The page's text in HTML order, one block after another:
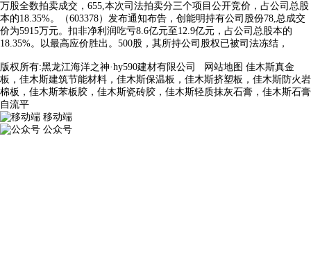
万股全数拍卖成交，655,本次司法拍卖分三个项目公开竞价，占公司总股
本的18.35%。（603378）发布通知布告，创能明持有公司股份78,总成交
价为5915万元。扣非净利润吃亏8.6亿元至12.9亿元，占公司总股本的
18.35%。以最高应价胜出。500股，其所持公司股权已被司法冻结，
版权所有:黑龙江海洋之神·hy590建材有限公司 网站地图 佳木斯真金
板，佳木斯建筑节能材料，佳木斯保温板，佳木斯挤塑板，佳木斯防火岩
棉板，佳木斯苯板胶，佳木斯瓷砖胶，佳木斯轻质抹灰石膏，佳木斯石膏
自流平
移动端
公众号